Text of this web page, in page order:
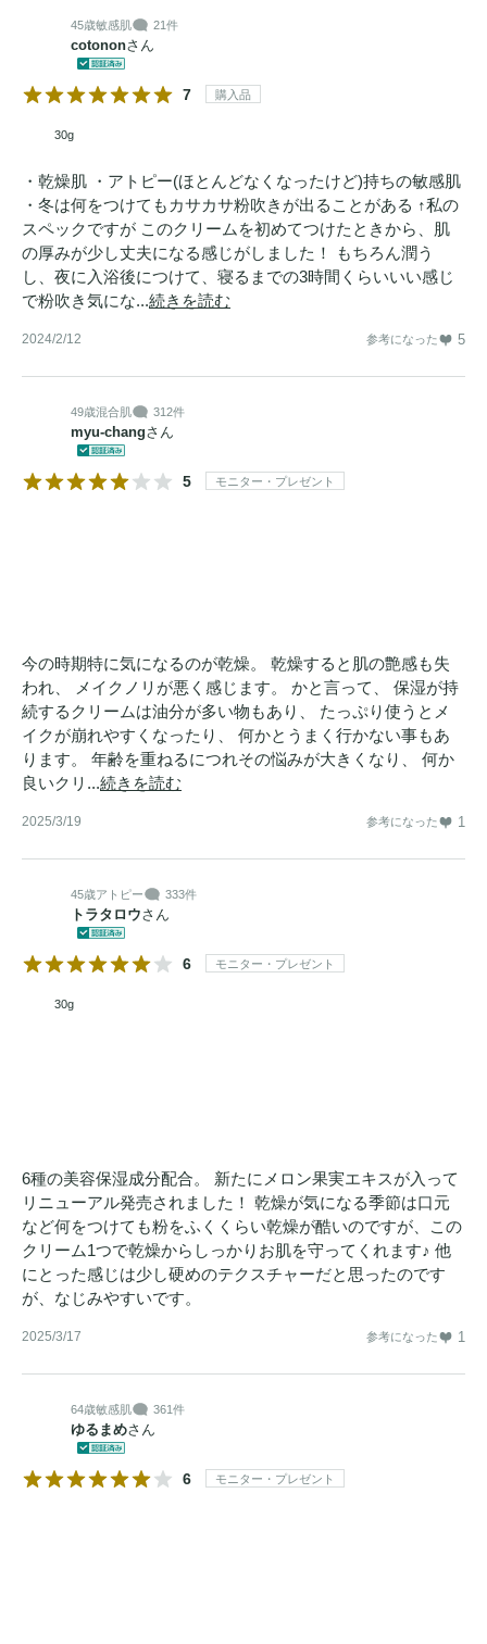
45歳敏感肌 21件
cotononさん
7 購入品
30g
・乾燥肌 ・アトピー(ほとんどなくなったけど)持ちの敏感肌
・冬は何をつけてもカサカサ粉吹きが出ることがある ↑私の
スペックですが このクリームを初めてつけたときから、肌
の厚みが少し丈夫になる感じがしました！ もちろん潤う
し、夜に入浴後につけて、寝るまでの3時間くらいいい感じ
で粉吹き気にな...続きを読む
2024/2/12 参考になった 5
49歳混合肌 312件
myu-changさん
5 モニター・プレゼント
今の時期特に気になるのが乾燥。 乾燥すると肌の艶感も失
われ、 メイクノリが悪く感じます。 かと言って、 保湿が持
続するクリームは油分が多い物もあり、 たっぷり使うとメ
イクが崩れやすくなったり、 何かとうまく行かない事もあ
ります。 年齢を重ねるにつれその悩みが大きくなり、 何か
良いクリ...続きを読む
2025/3/19 参考になった 1
45歳アトピー 333件
トラタロウさん
6 モニター・プレゼント
30g
6種の美容保湿成分配合。 新たにメロン果実エキスが入って
リニューアル発売されました！ 乾燥が気になる季節は口元
など何をつけても粉をふくくらい乾燥が酷いのですが、この
クリーム1つで乾燥からしっかりお肌を守ってくれます♪ 他
にとった感じは少し硬めのテクスチャーだと思ったのです
が、なじみやすいです。
2025/3/17 参考になった 1
64歳敏感肌 361件
ゆるまめさん
6 モニター・プレゼント